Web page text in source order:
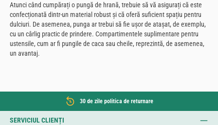
Atunci când cumpărați o pungă de hrană, trebuie să vă asigurați că este
confecționată dintr-un material robust și că oferă suficient spațiu pentru
dulciuri. De asemenea, punga ar trebui să fie ușor de atașat, de exemplu,
cu un cârlig practic de prindere. Compartimentele suplimentare pentru
ustensile, cum ar fi pungile de caca sau cheile, reprezintă, de asemenea,
un avantaj.
30 de zile politica de returnare
SERVICIUL CLIENȚI